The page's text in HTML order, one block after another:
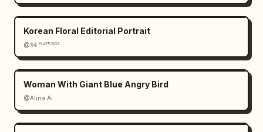
Korean Floral Editorial Portrait
@𝟡𝟜 ᴾᴸᴬʸᶠᴼᴿᴳᴱ
Woman With Giant Blue Angry Bird
@Alina Ai